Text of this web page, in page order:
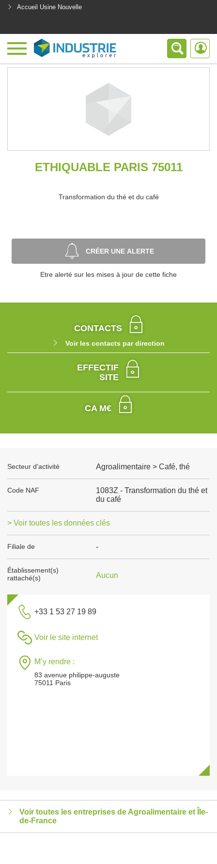
Accueil Usine Nouvelle
ETHIQUABLE PARIS 75011
Transformation du thé et du café
CRÉER UNE ALERTE
Etre alerté sur les mises à jour de cette fiche
CONTACTS
Voir les contacts par direction
EFFECTIF
SITE
CA M€
Secteur d'activité Agroalimentaire > Café, thé
Code NAF
1083Z - Transformation du thé et
du café
> Voir toutes les données clés
Filiale de -
Établissement(s)
rattaché(s)
Aucun
+33 1 53 27 19 89
Voir le site internet
M’y rendre :
83 avenue philippe-auguste
75011 Paris
Voir toutes les entreprises de Agroalimentaire et Île-
de-France